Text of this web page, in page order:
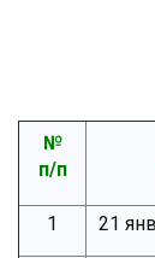
№
п/п
1 21